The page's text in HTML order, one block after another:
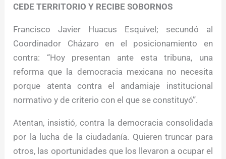
CEDE TERRITORIO Y RECIBE SOBORNOS
Francisco Javier Huacus Esquivel; secundó al
Coordinador Cházaro en el posicionamiento en
contra: “Hoy presentan ante esta tribuna, una
reforma que la democracia mexicana no necesita
porque atenta contra el andamiaje institucional
normativo y de criterio con el que se constituyó”.
Atentan, insistió, contra la democracia consolidada
por la lucha de la ciudadanía. Quieren truncar para
otros, las oportunidades que los llevaron a ocupar el